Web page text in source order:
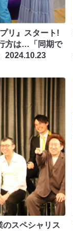
リ』スタート!
方は…「同期で
2024.10.23
のスペシャリス